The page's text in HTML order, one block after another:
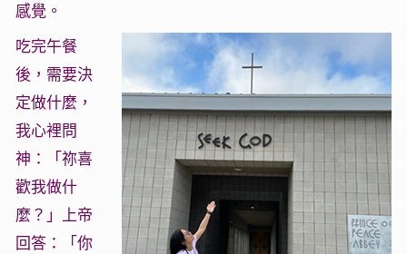
感覺。
吃完午餐
後，需要決
定做什麼，
我心裡問
神：「祢喜
歡我做什
麼？」上帝
回答：「你